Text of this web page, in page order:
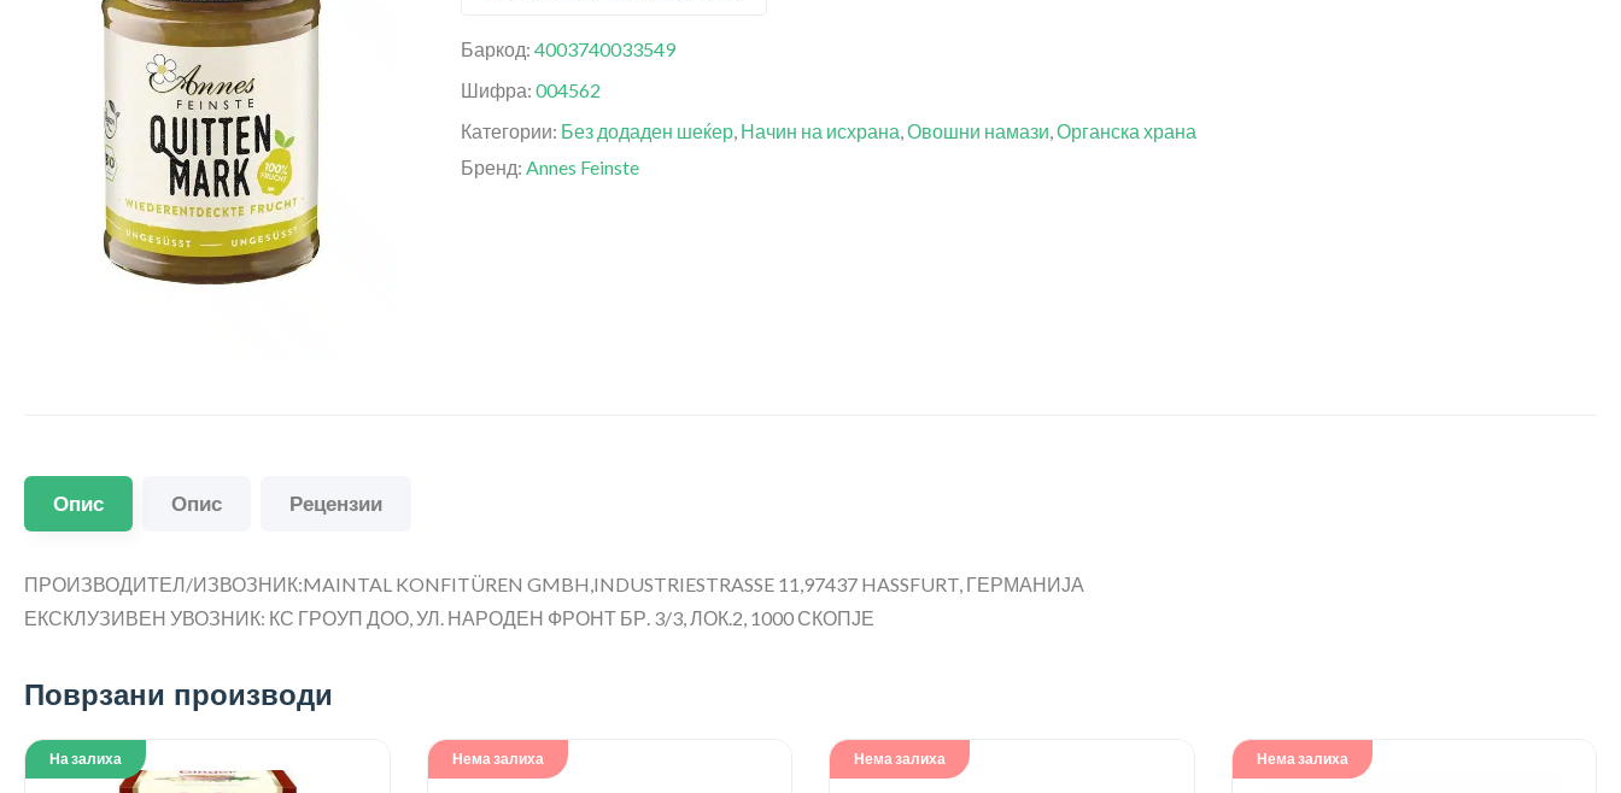
Баркод: 4003740033549
Шифра: 004562
Категории: Без додаден шеќер, Начин на исхрана,Овошни намази,Органска храна
Бренд: Annes Feinste
Опис Опис Рецензии
ПРОИЗВОДИТЕЛ/ИЗВОЗНИК:MAINTAL KONFITÜREN GMBH,INDUSTRIESTRASSE 11,97437 HASSFURT, ГЕРМАНИЈА
ЕКСКЛУЗИВЕН УВОЗНИК: КС ГРОУП ДОО, УЛ. НАРОДЕН ФРОНТ БР. 3/3, ЛОК.2, 1000 СКОПЈЕ
Поврзани производи
На залиха Нема залиха Нема залиха Нема залиха